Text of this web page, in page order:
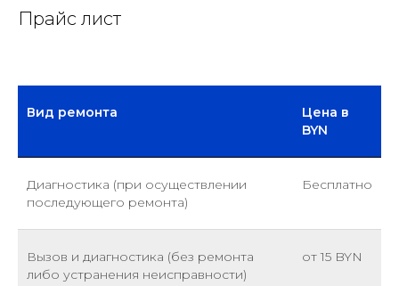
Прайс лист
Вид ремонта
Цена в
BYN
Диагностика (при осуществлении
последующего ремонта)
Бесплатно
Вызов и диагностика (без ремонта
либо устранения неисправности)
от 15 BYN